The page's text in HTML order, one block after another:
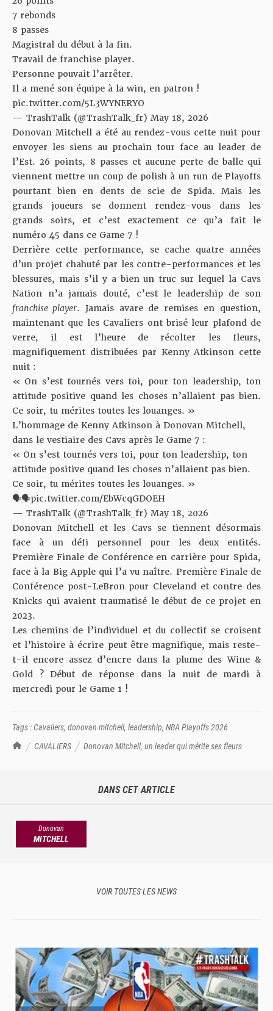
TrashTalk Actu NBA
CAVALIERS Donovan Mitchell, un leader qui mérite ses fleurs
7 rebonds
8 passes
Magistral du début à la fin.
Travail de franchise player.
Personne pouvait l’arrêter.
Il a mené son équipe à la win, en patron !
pic.twitter.com/5L3WYNERYO
— TrashTalk (@TrashTalk_fr) May 18, 2026
Donovan Mitchell a été au rendez-vous cette nuit pour
envoyer les siens au prochain tour face au leader de
l’Est. 26 points, 8 passes et aucune perte de balle qui
viennent mettre un coup de polish à un run de Playoffs
pourtant bien en dents de scie de Spida. Mais les
grands joueurs se donnent rendez-vous dans les
grands soirs, et c’est exactement ce qu’a fait le
numéro 45 dans ce Game 7 !
Derrière cette performance, se cache quatre années
d’un projet chahuté par les contre-performances et les
blessures, mais s’il y a bien un truc sur lequel la Cavs
Nation n’a jamais douté, c’est le leadership de son
franchise player. Jamais avare de remises en question,
maintenant que les Cavaliers ont brisé leur plafond de
verre, il est l’heure de récolter les fleurs,
magnifiquement distribuées par Kenny Atkinson cette
nuit :
« On s’est tournés vers toi, pour ton leadership, ton
attitude positive quand les choses n’allaient pas bien.
Ce soir, tu mérites toutes les louanges. »
L’hommage de Kenny Atkinson à Donovan Mitchell,
dans le vestiaire des Cavs après le Game 7 :
« On s’est tournés vers toi, pour ton leadership, ton
attitude positive quand les choses n’allaient pas bien.
Ce soir, tu mérites toutes les louanges. »
🗣️🗣️pic.twitter.com/EbWcqGDOEH
— TrashTalk (@TrashTalk_fr) May 18, 2026
Donovan Mitchell et les Cavs se tiennent désormais
face à un défi personnel pour les deux entités.
Première Finale de Conférence en carrière pour Spida,
face à la Big Apple qui l’a vu naître. Première Finale de
Conférence post-LeBron pour Cleveland et contre des
Knicks qui avaient traumatisé le début de ce projet en
2023.
Les chemins de l’individuel et du collectif se croisent
et l’histoire à écrire peut être magnifique, mais reste-
t-il encore assez d’encre dans la plume des Wine &
Gold ? Début de réponse dans la nuit de mardi à
mercredi pour le Game 1 !
Tags :Cavaliers, donovan mitchell, leadership, NBA Playoffs 2026
DANS CET ARTICLE
Donovan
MITCHELL
VOIR TOUTES LES NEWS